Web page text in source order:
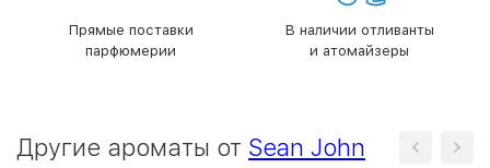
Прямые поставки
парфюмерии
В наличии отливанты
и атомайзеры
Другие ароматы от Sean John